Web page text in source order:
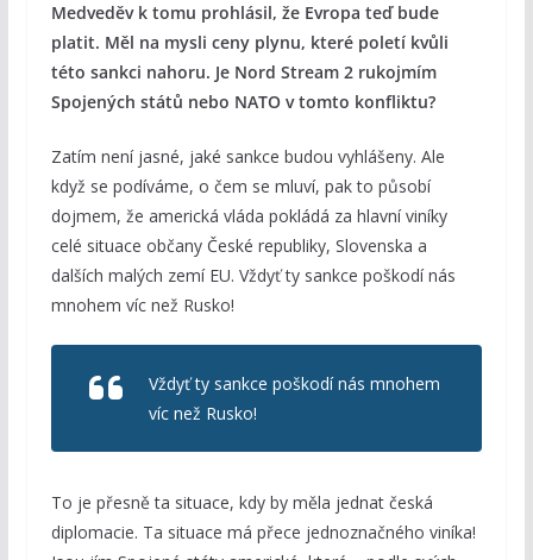
Medveděv k tomu prohlásil, že Evropa teď bude
platit. Měl na mysli ceny plynu, které poletí kvůli
této sankci nahoru. Je Nord Stream 2 rukojmím
Spojených států nebo NATO v tomto konfliktu?
Zatím není jasné, jaké sankce budou vyhlášeny. Ale
když se podíváme, o čem se mluví, pak to působí
dojmem, že americká vláda pokládá za hlavní viníky
celé situace občany České republiky, Slovenska a
dalších malých zemí EU. Vždyť ty sankce poškodí nás
mnohem víc než Rusko!
Vždyť ty sankce poškodí nás mnohem
víc než Rusko!
To je přesně ta situace, kdy by měla jednat česká
diplomacie. Ta situace má přece jednoznačného viníka!